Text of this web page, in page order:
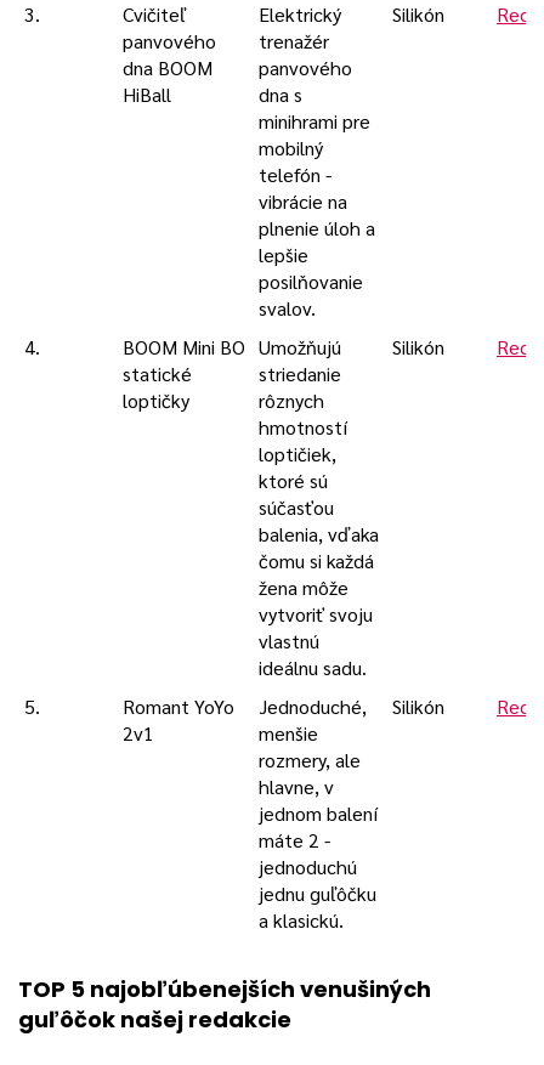
3.
Cvičiteľ
panvového
dna BOOM
HiBall
Elektrický
trenažér
panvového
dna s
minihrami pre
mobilný
telefón -
vibrácie na
plnenie úloh a
lepšie
posilňovanie
svalov.
Silikón
4.
BOOM Mini BO
statické
loptičky
Umožňujú
striedanie
rôznych
hmotností
loptičiek,
ktoré sú
súčasťou
balenia, vďaka
čomu si každá
žena môže
vytvoriť svoju
vlastnú
ideálnu sadu.
Silikón
5.
Romant YoYo
2v1
Jednoduché,
menšie
rozmery, ale
hlavne, v
jednom balení
máte 2 -
jednoduchú
jednu guľôčku
a klasickú.
Silikón
TOP 5 najobľúbenejších venušiných
guľôčok našej redakcie